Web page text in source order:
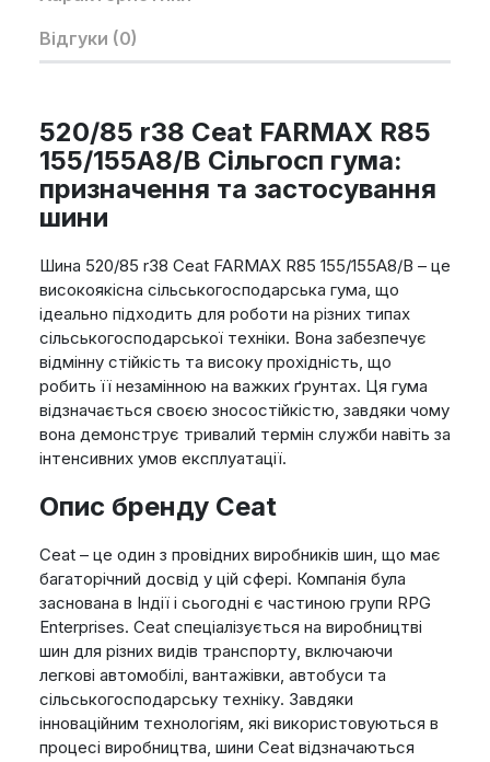
Відгуки (0)
520/85 r38 Ceat FARMAX R85
155/155A8/B Сільгосп гума:
призначення та застосування
шини
Шина 520/85 r38 Ceat FARMAX R85 155/155A8/B – це
високоякісна сільськогосподарська гума, що
ідеально підходить для роботи на різних типах
сільськогосподарської техніки. Вона забезпечує
відмінну стійкість та високу прохідність, що
робить її незамінною на важких ґрунтах. Ця гума
відзначається своєю зносостійкістю, завдяки чому
вона демонструє тривалий термін служби навіть за
інтенсивних умов експлуатації.
Опис бренду Ceat
Ceat – це один з провідних виробників шин, що має
багаторічний досвід у цій сфері. Компанія була
заснована в Індії і сьогодні є частиною групи RPG
Enterprises. Ceat спеціалізується на виробництві
шин для різних видів транспорту, включаючи
легкові автомобілі, вантажівки, автобуси та
сільськогосподарську техніку. Завдяки
інноваційним технологіям, які використовуються в
процесі виробництва, шини Ceat відзначаються